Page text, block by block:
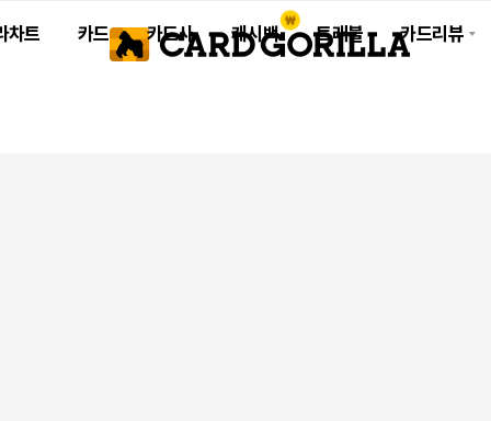
차트 카드 카드사 캐시백 트래블 카드리뷰